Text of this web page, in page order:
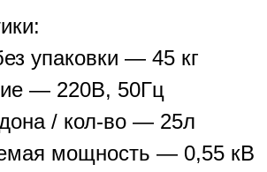
упаковки — 45 кг
— 220В, 50Гц
/ кол-во — 25л
мощность — 0,55 кВ